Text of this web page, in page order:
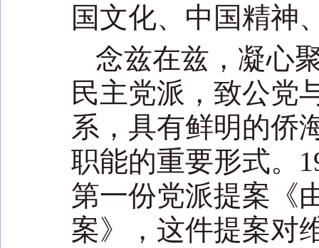
国文化、中国精神
念兹在兹，凝心
民主党派，致公党
系，具有鲜明的侨
职能的重要形式。
第一份党派提案《
案》，这件提案对